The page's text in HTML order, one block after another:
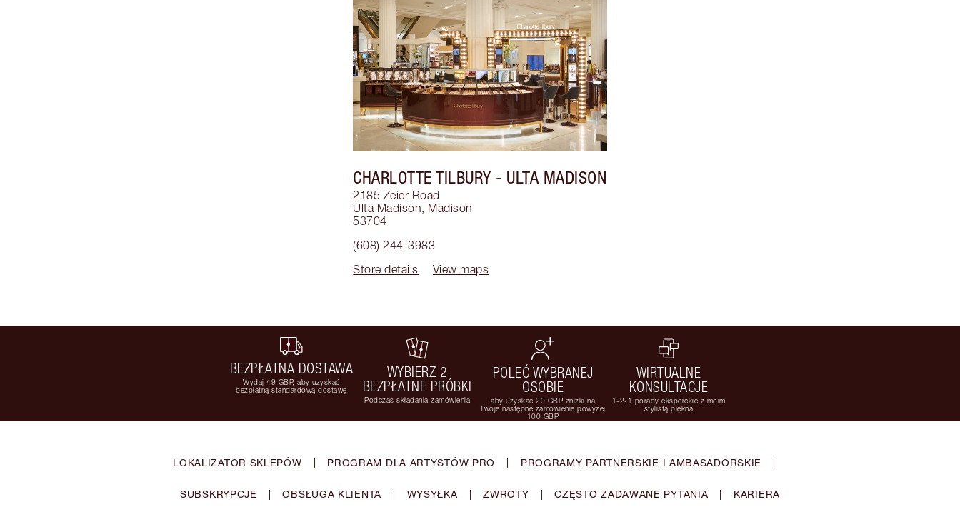
CHARLOTTE TILBURY - ULTA MADISON
2185 Zeier Road
Ulta Madison, Madison
53704
(608) 244-3983
Store details
View maps
BEZPŁATNA DOSTAWA
Wydaj 49 GBP, aby uzyskać
bezpłatną standardową dostawę
WYBIERZ 2
BEZPŁATNE PRÓBKI
Podczas składania zamówienia
POLEĆ WYBRANEJ
OSOBIE
aby uzyskać 20 GBP zniżki na
Twoje następne zamówienie powyżej
100 GBP
WIRTUALNE
KONSULTACJE
1-2-1 porady eksperckie z moim
stylistą piękna
LOKALIZATOR SKLEPÓW | PROGRAM DLA ARTYSTÓW PRO | PROGRAMY PARTNERSKIE I AMBASADORSKIE |
SUBSKRYPCJE | OBSŁUGA KLIENTA | WYSYŁKA | ZWROTY | CZĘSTO ZADAWANE PYTANIA | KARIERA